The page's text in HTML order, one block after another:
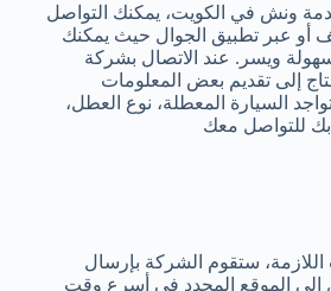
ونش في الكويت، يمكنك التواصل
أو عبر تطبيق الجوال حيث يمكنك
ويسر. عند الاتصال بشركة
إلى تقديم بعض المعلومات
السيارة المعطلة، نوع العطل،
للتواصل معك
اللازمة، ستقوم الشركة بإرسال
الموقع المحدد في أسرع وقت